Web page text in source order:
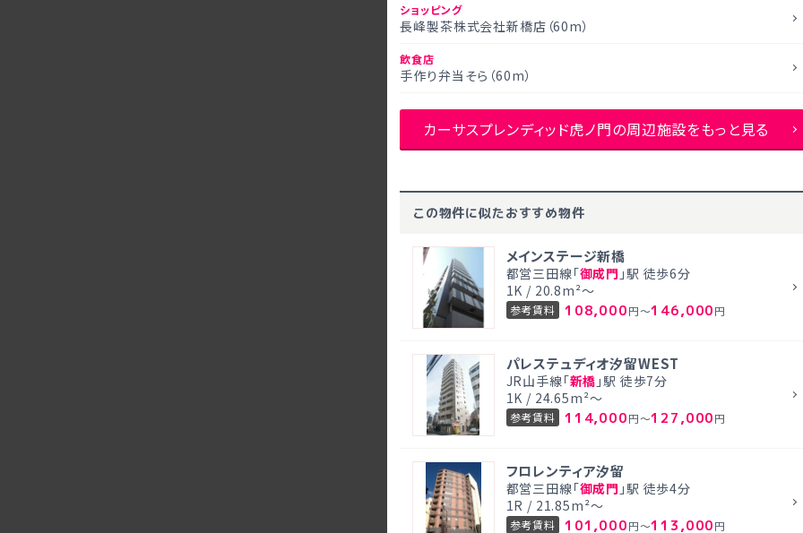
ショッピング
長峰製茶株式会社新橋店（60m）
飲食店
手作り弁当そら（60m）
カーサスプレンディッド虎ノ門の周辺施設をもっと見る
この物件に似たおすすめ物件
メインステージ新橋
都営三田線「御成門 」駅 徒歩6分
1K / 20.8m²～
参考賃料 108,000円～146,000円
パレステュディオ汐留WEST
JR山手線「新橋 」駅 徒歩7分
1K / 24.65m²～
参考賃料 114,000円～127,000円
フロレンティア汐留
都営三田線「御成門 」駅 徒歩4分
1R / 21.85m²～
参考賃料 101,000円～113,000円